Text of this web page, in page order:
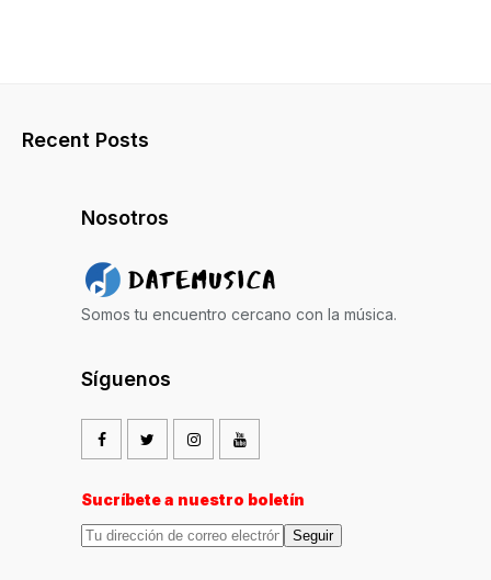
Recent Posts
Nosotros
Somos tu encuentro cercano con la música.
Síguenos
Sucríbete a nuestro boletín
Seguir